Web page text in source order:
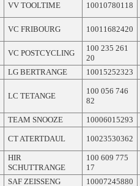
VV TOOLTIME 10010780118
VC FRIBOURG 10011682420
VC POSTCYCLING
100 235 261
20
LG BERTRANGE 10015252323
LC TETANGE
100 056 746
82
TEAM SNOOZE 10006015293
CT ATERTDAUL 10023530362
HIR
SCHUTTRANGE
100 609 775
17
SAF ZEISSENG 10007245880